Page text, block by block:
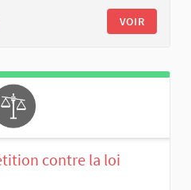
VOIR
contre la loi